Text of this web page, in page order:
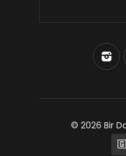
© 2026 Bir